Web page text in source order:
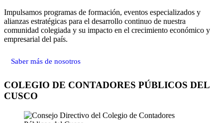
Impulsamos programas de formación, eventos especializados y
alianzas estratégicas para el desarrollo continuo de nuestra
comunidad colegiada y su impacto en el crecimiento económico y
empresarial del país.
Saber más de nosotros
COLEGIO DE CONTADORES PÚBLICOS DEL
CUSCO